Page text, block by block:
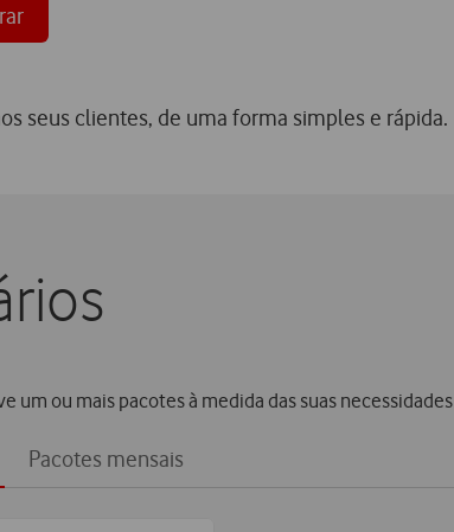
seus clientes, de uma forma simples e rápida.
um ou mais pacotes à medida das suas necessidades
Pacotes mensais